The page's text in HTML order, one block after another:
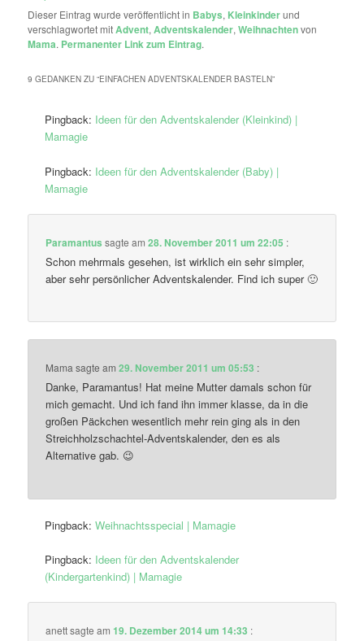
Dieser Eintrag wurde veröffentlicht in Babys, Kleinkinderund
verschlagwortet mitAdvent,Adventskalender,Weihnachtenvon
Mama. Permanenter Link zum Eintrag.
9 GEDANKEN ZU “EINFACHEN ADVENTSKALENDER BASTELN”
Pingback: Ideen für den Adventskalender (Kleinkind) |
Mamagie
Pingback: Ideen für den Adventskalender (Baby) |
Mamagie
Paramantus sagte am28. November 2011 um 22:05 :
Schon mehrmals gesehen, ist wirklich ein sehr simpler,
aber sehr persönlicher Adventskalender. Find ich super 🙂
Mama sagte am29. November 2011 um 05:53 :
Danke, Paramantus! Hat meine Mutter damals schon für
mich gemacht. Und ich fand ihn immer klasse, da in die
großen Päckchen wesentlich mehr rein ging als in den
Streichholzschachtel-Adventskalender, den es als
Alternative gab. 😉
Pingback:Weihnachtsspecial | Mamagie
Pingback: Ideen für den Adventskalender
(Kindergartenkind) | Mamagie
anettsagte am19. Dezember 2014 um 14:33 :